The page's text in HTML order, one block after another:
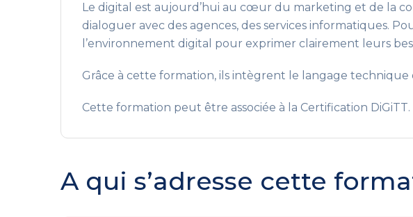
Le digital est aujourd’hui au cœur du marketing et de la
dialoguer avec des agences, des services informatiques.
l’environnement digital pour exprimer clairement leurs
Grâce à cette formation, ils intègrent le langage
Cette formation peut être associée à la Certification DiGiTT.
A qui s’adresse cette